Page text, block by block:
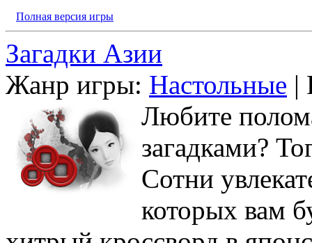
Полная версия игры
Загадки Азии
Жанр игры: Настольные |
Любите
загадками?
Сотни
которых вам